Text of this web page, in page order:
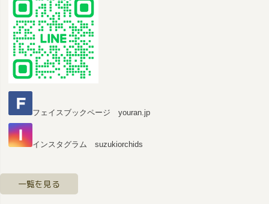
フェイスブックページ youran.jp
インスタグラム suzukiorchids
一覧を見る